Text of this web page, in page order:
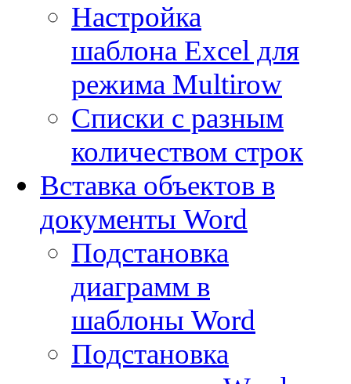
Настройка
шаблона Excel для
режима Multirow
Списки с разным
количеством строк
Вставка объектов в
документы Word
Подстановка
диаграмм в
шаблоны Word
Подстановка